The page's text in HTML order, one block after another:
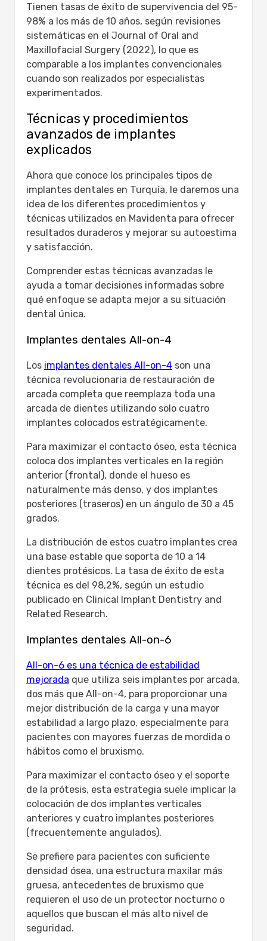
Tienen tasas de éxito de supervivencia del 95-
98% a los más de 10 años, según revisiones
sistemáticas en el Journal of Oral and
Maxillofacial Surgery (2022), lo que es
comparable a los implantes convencionales
cuando son realizados por especialistas
experimentados.
Técnicas y procedimientos
avanzados de implantes
explicados
Ahora que conoce los principales tipos de
implantes dentales en Turquía, le daremos una
idea de los diferentes procedimientos y
técnicas utilizados en Mavidenta para ofrecer
resultados duraderos y mejorar su autoestima
y satisfacción.
Comprender estas técnicas avanzadas le
ayuda a tomar decisiones informadas sobre
qué enfoque se adapta mejor a su situación
dental única.
Implantes dentales All-on-4
Los implantes dentales All-on-4son una
técnica revolucionaria de restauración de
arcada completa que reemplaza toda una
arcada de dientes utilizando solo cuatro
implantes colocados estratégicamente.
Para maximizar el contacto óseo, esta técnica
coloca dos implantes verticales en la región
anterior (frontal), donde el hueso es
naturalmente más denso, y dos implantes
posteriores (traseros) en un ángulo de 30 a 45
grados.
La distribución de estos cuatro implantes crea
una base estable que soporta de 10 a 14
dientes protésicos. La tasa de éxito de esta
técnica es del 98,2%, según un estudio
publicado en Clinical Implant Dentistry and
Related Research.
Implantes dentales All-on-6
All-on-6 es una técnica de estabilidad
mejorada que utiliza seis implantes por arcada,
dos más que All-on-4, para proporcionar una
mejor distribución de la carga y una mayor
estabilidad a largo plazo, especialmente para
pacientes con mayores fuerzas de mordida o
hábitos como el bruxismo.
Para maximizar el contacto óseo y el soporte
de la prótesis, esta estrategia suele implicar la
colocación de dos implantes verticales
anteriores y cuatro implantes posteriores
(frecuentemente angulados).
Se prefiere para pacientes con suficiente
densidad ósea, una estructura maxilar más
gruesa, antecedentes de bruxismo que
requieren el uso de un protector nocturno o
aquellos que buscan el más alto nivel de
seguridad.